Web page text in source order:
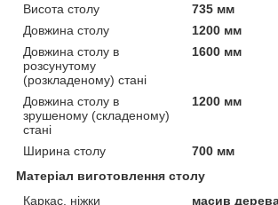
Висота столу
735 мм
Довжина столу
1200 мм
Довжина столу в
розсунутому
(розкладеному) стані
1600 мм
Довжина столу в
зрушеному (складеному)
стані
1200 мм
Ширина столу
700 мм
Матеріал виготовлення столу
Каркас, ніжки
масив